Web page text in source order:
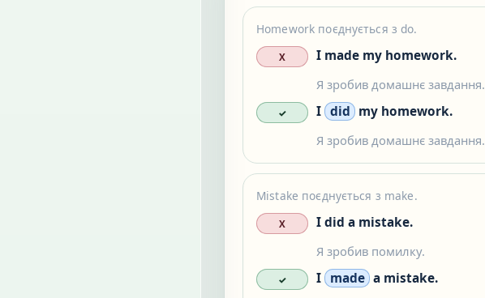
Homework поєднується з do.
X I made my homework.
Я зробив домашнє завдання.
✓ I did my homework.
Я зробив домашнє завдання.
Mistake поєднується з make.
X I did a mistake.
Я зробив помилку.
✓ I made a mistake.